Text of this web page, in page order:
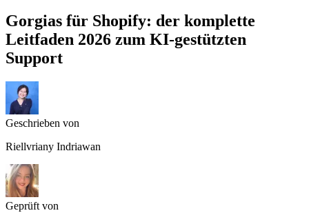
Gorgias für Shopify: der komplette
Leitfaden 2026 zum KI-gestützten
Support
Geschrieben von
Riellvriany Indriawan
Geprüft von